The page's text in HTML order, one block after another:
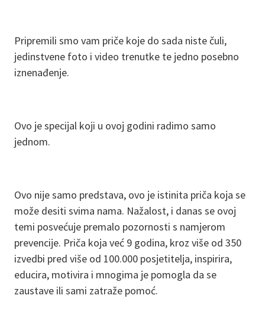
Pripremili smo vam priče koje do sada niste čuli,
jedinstvene foto i video trenutke te jedno posebno
iznenađenje.
Ovo je specijal koji u ovoj godini radimo samo
jednom.
Ovo nije samo predstava, ovo je istinita priča koja se
može desiti svima nama. Nažalost, i danas se ovoj
temi posvećuje premalo pozornosti s namjerom
prevencije. Priča koja već 9 godina, kroz više od 350
izvedbi pred više od 100.000 posjetitelja, inspirira,
educira, motivira i mnogima je pomogla da se
zaustave ili sami zatraže pomoć.